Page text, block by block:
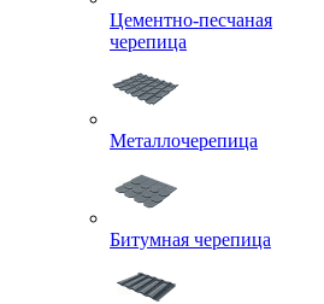
Цементно-песчаная
черепица
Металлочерепица
Битумная черепица